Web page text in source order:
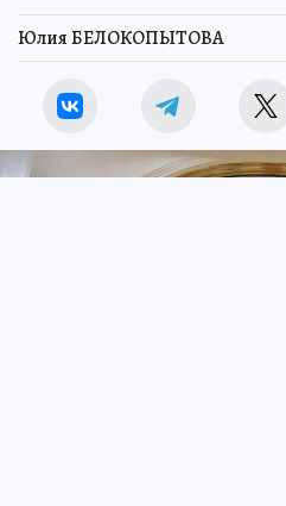
Юлия БЕЛОКОПЫТОВА